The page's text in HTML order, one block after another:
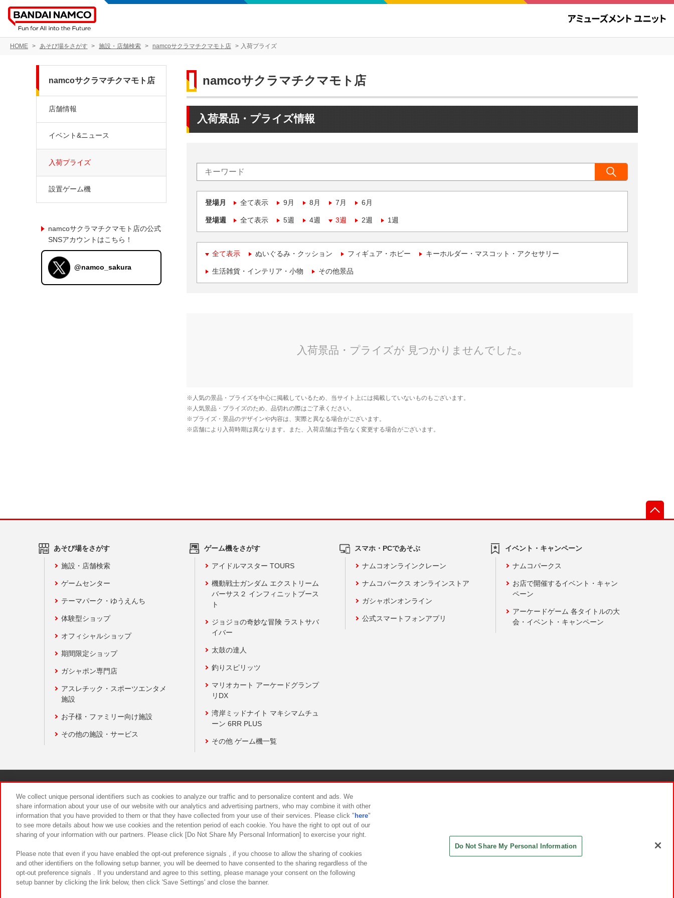
HOME あそび場をさがす 施設・店舗検索 namcoサクラマチクマモト店 入荷プライズ
namcoサクラマチクマモト店
入荷景品・プライズ情報
登場月 全て表示 9月 8月 7月 6月
登場週 全て表示 5週 4週 3週 2週 1週
全て表示 ぬいぐるみ・クッション フィギュア・ホビー キーホルダー・マスコット・アクセサリー
生活雑貨・インテリア・小物 その他景品
namcoサクラマチクマモト店
店舗情報
イベント&ニュース
入荷プライズ
設置ゲーム機
namcoサクラマチクマモト店の公式
SNSアカウントはこちら！
@namco_sakura
あそび場をさがす
施設・店舗検索
ゲームセンター
テーマパーク・ゆうえんち
体験型ショップ
オフィシャルショップ
期間限定ショップ
ガシャポン専門店
アスレチック・スポーツエンタメ
施設
お子様・ファミリー向け施設
その他の施設・サービス
ゲーム機をさがす
アイドルマスター TOURS
機動戦士ガンダム エクストリーム
バーサス２ インフィニットブース
ト
ジョジョの奇妙な冒険 ラストサバ
イバー
太鼓の達人
釣りスピリッツ
マリオカート アーケードグランプ
リDX
湾岸ミッドナイト マキシマムチュ
ーン 6RR PLUS
その他 ゲーム機一覧
スマホ・PCであそぶ
ナムコオンラインクレーン
ナムコパークス オンラインストア
ガシャポンオンライン
公式スマートフォンアプリ
イベント・キャンペーン
ナムコパークス
お店で開催するイベント・キャン
ペーン
アーケードゲーム 各タイトルの大
会・イベント・キャンペーン
食品のご提供について カスタマーハラスメント対応方針
We collect unique personal identifiers such as cookies to analyze our traffic and to personalize content and ads. We
share information about your use of our website with our analytics and advertising partners, who may combine it with other
information that you have provided to them or that they have collected from your use of their services. Please click " here"
to see more details about how we use cookies and the retention period of each cookie. You have the right to opt out of our
sharing of your information with our partners. Please click [Do Not Share My Personal Information] to exercise your right.
Please note that even if you have enabled the opt-out preference signals , if you choose to allow the sharing of cookies
and other identifiers on the following setup banner, you will be deemed to have consented to the sharing regardless of the
opt-out preference signals . If you understand and agree to this setting, please manage your consent on the following
setup banner by clicking the link below, then click 'Save Settings' and close the banner.
Do Not Share My Personal Information